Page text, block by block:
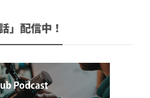
」配信中！